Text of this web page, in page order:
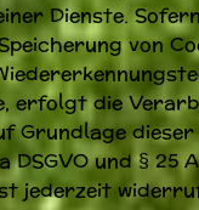
Dienste.
von
erfolgt die
Grundlage
und § 25
jederzeit